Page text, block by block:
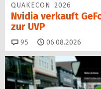
QUAKECON 2026
Nvidia verkauft
zur UVP
95 Kommentare
06.08.2026